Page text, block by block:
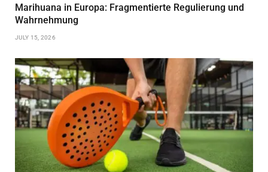
Marihuana in Europa: Fragmentierte Regulierung und
Wahrnehmung
JULY 15, 2026